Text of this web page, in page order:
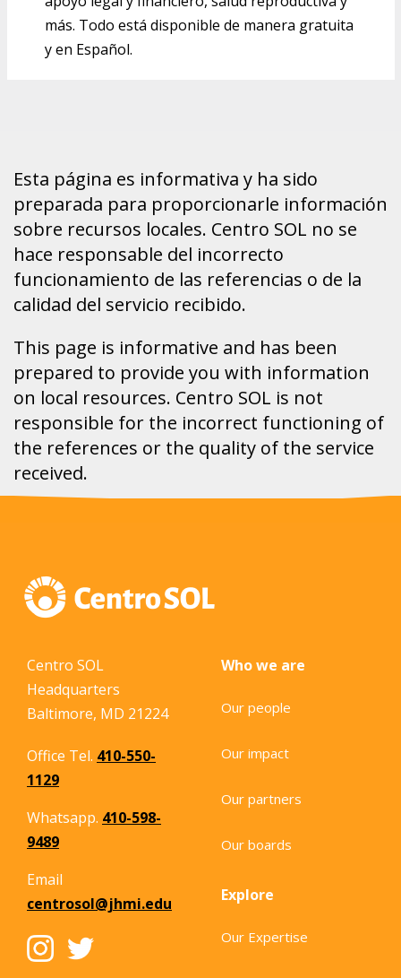
más. Todo está disponible de manera gratuita
y en Español.
Esta página es informativa y ha sido
preparada para proporcionarle información
sobre recursos locales. Centro SOL no se
hace responsable del incorrecto
funcionamiento de las referencias o de la
calidad del servicio recibido.
This page is informative and has been
prepared to provide you with information
on local resources. Centro SOL is not
responsible for the incorrect functioning of
the references or the quality of the service
received.
Centro SOL
Headquarters
Baltimore, MD 21224
Office Tel. 410-550-
1129
Whatsapp. 410-598-
9489
Email
centrosol@jhmi.edu
Who we are
Our people
Our impact
Our partners
Our boards
Explore
Our Expertise